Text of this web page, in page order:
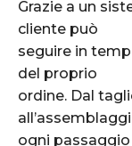
Grazie a un
cliente può
seguire in
del proprio
ordine. Dal
ogni